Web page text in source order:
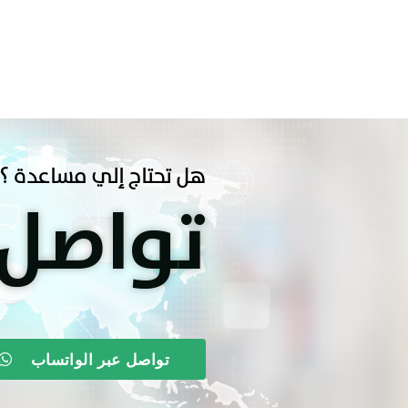
هل تحتاج إلي مساعدة ؟
تواصل عبر الواتساب